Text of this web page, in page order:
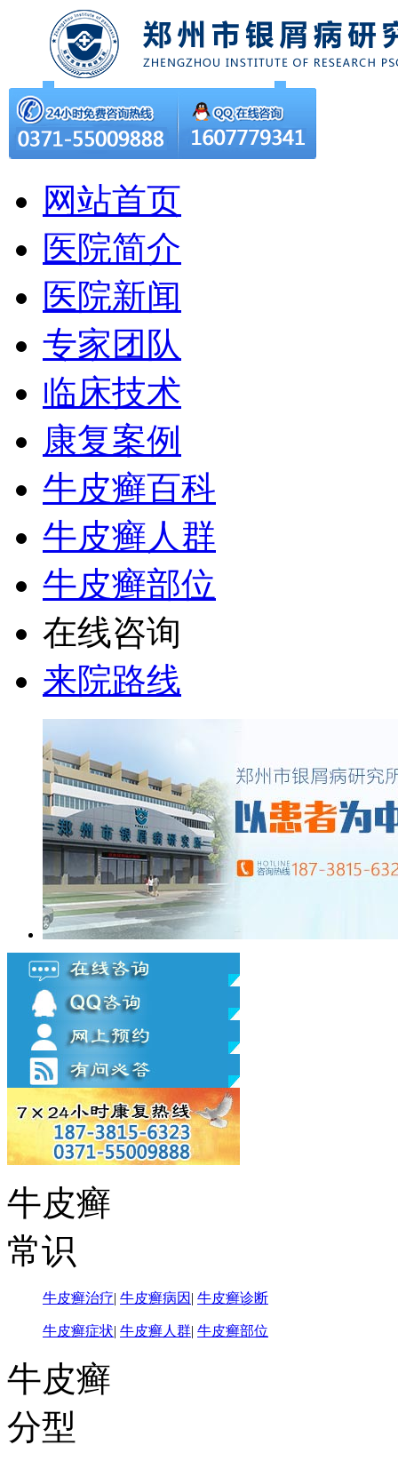
网站首页
医院简介
医院新闻
专家团队
临床技术
康复案例
牛皮癣百科
牛皮癣人群
牛皮癣部位
在线咨询
来院路线
牛皮癣
常识
牛皮癣治疗| 牛皮癣病因 | 牛皮癣诊断
牛皮癣症状| 牛皮癣人群| 牛皮癣部位
牛皮癣
分型